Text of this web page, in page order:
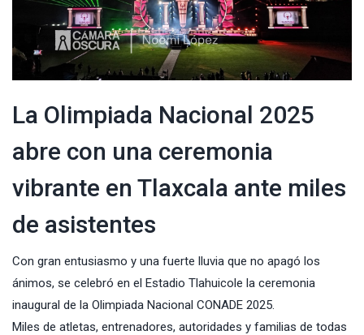
La Olimpiada Nacional 2025
abre con una ceremonia
vibrante en Tlaxcala ante miles
de asistentes
Con gran entusiasmo y una fuerte lluvia que no apagó los
ánimos, se celebró en el Estadio Tlahuicole la ceremonia
inaugural de la Olimpiada Nacional CONADE 2025.
Miles de atletas, entrenadores, autoridades y familias de todas